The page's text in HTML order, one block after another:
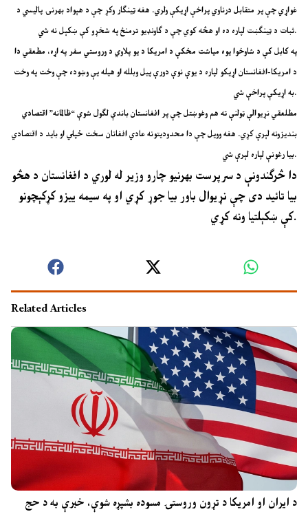
غواړي چې پر متقابل درناوي پراخې اړیکې ولري. هغه ټینګار وکړ چې د هېواد بهرنۍ پالیسي د
ثبات د ټینګښت لپاره ده او هڅه کوي چې د ګاونډیو ترمنځ په شخړو کې ښکېل نه شي.
په کابل کې د شاوخوا یوه میاشت مخکې د امریکا د یو پلاوي د وروستي سفر په اړه، مطعقي دا
د امریکا-افغانستان اړیکو لپاره د یوې نوې دورې پیل وبلله او هیله یې وښوده چې وخت په وخت
به اړیکې پراخې شي.
مطلعقي نړیوالې ټولنې ته هم وغوښتل چې پر افغانستان باندې لګول شوې “ظالمانه” اقتصادي
بندیزونه لېرې کړي. هغه وویل چې دا محدودیتونه عادي افغانان سخت ځپلي او باید د اقتصادي
بیا رغونې لپاره لېرې شي.
دا څرګندونې د سرپرست بهرنیو چارو وزیر له لوري د افغانستان د هڅو
بیا تائید دی چې نړیوال باور بیا جوړ کړي او په سیمه ییزو کړکېچونو
کې ښکېلتیا ونه کړي.
Related Articles
د ایران او امریکا د تړون وروستۍ مسوده بشپړه شوې، خبرې به د حج